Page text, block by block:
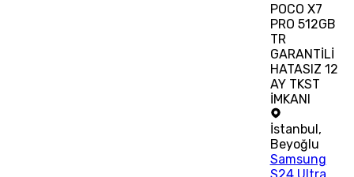
POCO X7
PRO 512GB
TR
GARANTİLİ
HATASIZ 12
AY TKST
İMKANI
İstanbul,
Beyoğlu
Samsung
S24 Ultra